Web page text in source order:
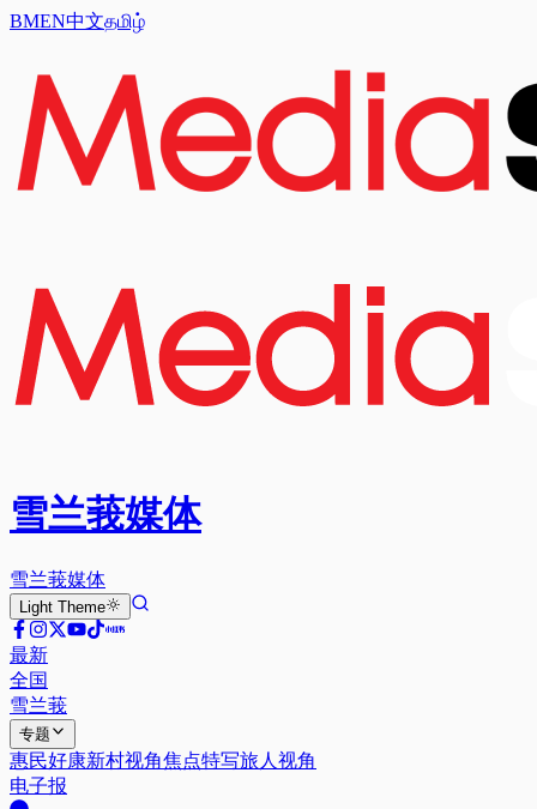
BMEN中文தமிழ்
雪兰莪媒体
雪兰莪媒体
Light Theme
最新
全国
雪兰莪
专题
惠民好康新村视角焦点特写旅人视角
电子报